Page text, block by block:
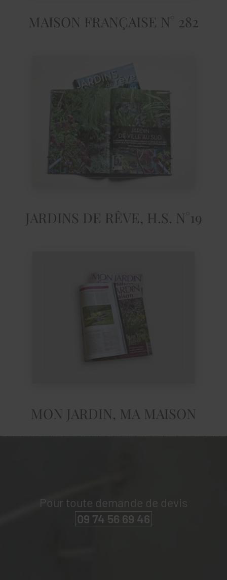
MAISON FRANÇAISE N° 282
JARDINS DE RÊVE, H.S. N°19
MON JARDIN, MA MAISON
Pour toute demande de devis
09 74 56 69 46